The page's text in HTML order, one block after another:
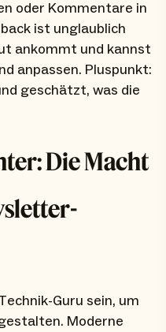
oder Kommentare in
ist unglaublich
ankommt und kannst
anpassen. Pluspunkt:
geschätzt, was die
Die Macht
Guru sein, um
Moderne